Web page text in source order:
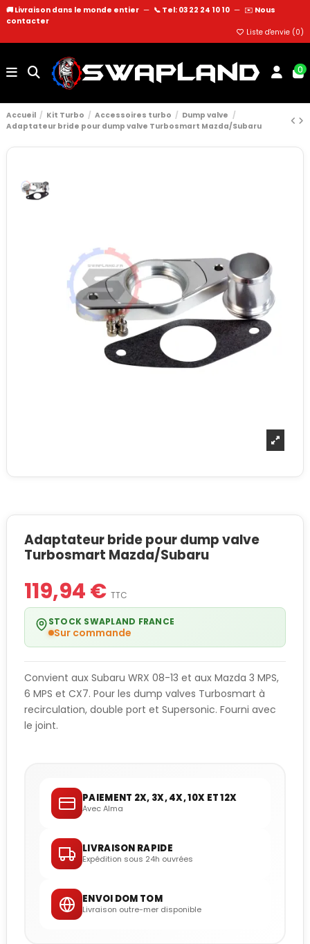
🚚 Livraison dans le monde entier — 📞 Tel: 03 22 24 10 10 — ✉️ Nous
contacter
Liste d'envie (0)
0
Accueil Kit Turbo Accessoires turbo
Dump valve
Adaptateur bride pour dump valve Turbosmart Mazda/Subaru
Adaptateur bride pour dump valve
Turbosmart Mazda/Subaru
119,94 € TTC
STOCK SWAPLAND FRANCE
Sur commande
Convient aux Subaru WRX 08-13 et aux Mazda 3 MPS,
6 MPS et CX7. Pour les dump valves Turbosmart à
recirculation, double port et Supersonic. Fourni avec
le joint.
PAIEMENT 2X, 3X, 4X, 10X ET 12X
Avec Alma
LIVRAISON RAPIDE
Expédition sous 24h ouvrées
ENVOI DOM TOM
Livraison outre-mer disponible